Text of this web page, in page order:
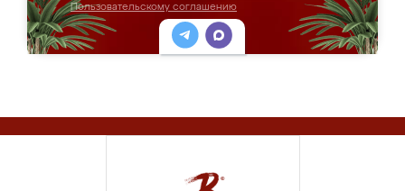
Пользовательскому соглашению